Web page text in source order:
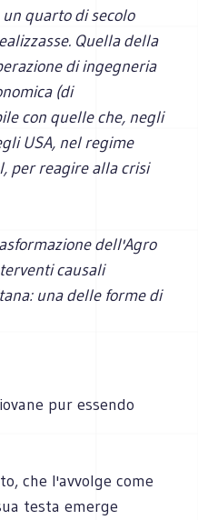
quarto di secolo
Quella della
di ingegneria
(di
con quelle che, negli
USA, nel regime
per reagire alla crisi
dell'Agro
causali
una delle forme di
pur essendo
che l'avvolge come
testa emerge